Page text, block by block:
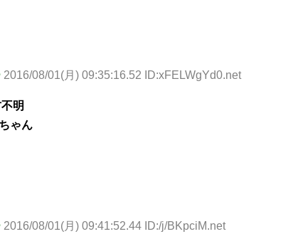
2016/08/01(月) 09:35:16.52 ID:xFELWgYd0.net
明
ゃん
2016/08/01(月) 09:41:52.44 ID:/j/BKpciM.net